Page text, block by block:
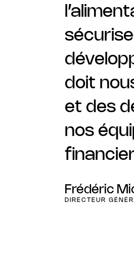
doit
et des
nos
Frédéric
DIRECTEUR